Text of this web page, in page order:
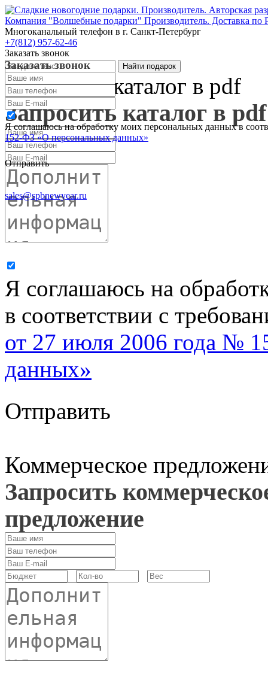
Компания "Волшебные подарки" Производитель. Доставка по
Многоканальный телефон в г. Санкт-Петербург
+7(812) 957-62-46
Заказать звонок
Заказать звонок
Я соглашаюсь на обработку моих персональных данных в
152-ФЗ «О персональных данных»
Отправить
sales@spbnewyear.ru
Запросить каталог в pdf
Запросить каталог в pdf
Я соглашаюсь на
в соответствии с
от 27 июля 2006 года №
данных»
Отправить
Коммерческое
Запросить
предложение